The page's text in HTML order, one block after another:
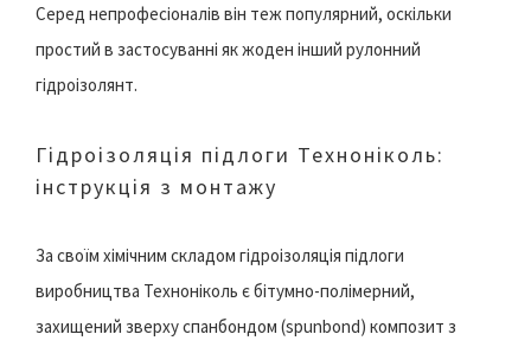
Серед непрофесіоналів він теж популярний, оскільки
простий в застосуванні як жоден інший рулонний
гідроізолянт.
Гідроізоляція підлоги Техноніколь:
інструкція з монтажу
За своїм хімічним складом гідроізоляція підлоги
виробництва Техноніколь є бітумно-полімерний,
захищений зверху спанбондом (spunbond) композит з